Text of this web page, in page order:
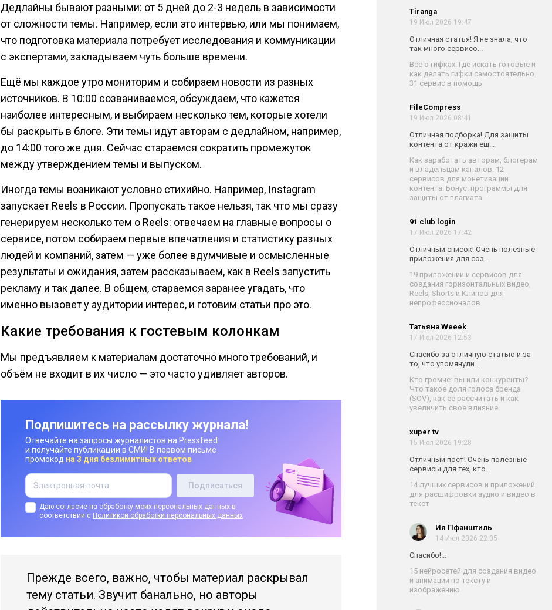
Tiranga
19 Июл 2026 19:47
Отличная статья! Я не знала, что
так много сервисо...
Всё о гифках. Где искать готовые и
как делать гифки самостоятельно.
31 сервис в помощь
FileCompress
19 Июл 2026 08:41
Отличная подборка! Для защиты
контента от кражи ещ...
Как заработать авторам, блогерам
и владельцам каналов. 12
сервисов для монетизации
контента. Бонус: программы для
защиты от плагиата
91 club login
17 Июл 2026 17:42
Отличный список! Очень полезные
приложения для соз...
19 приложений и сервисов для
создания горизонтальных видео,
Reels, Shorts и Клипов для
непрофессионалов
Татьяна Weeek
17 Июл 2026 12:53
Спасибо за отличную статью и за
то, что упомянули ...
Кто громче: вы или конкуренты?
Что такое доля голоса бренда
(SOV), как ее рассчитать и как
увеличить свое влияние
xuper tv
15 Июл 2026 19:28
Отличный пост! Очень полезные
сервисы для тех, кто...
14 лучших сервисов и приложений
для расшифровки аудио и видео в
текст
Ия Пфанштиль
14 Июл 2026 22:05
Спасибо!...
15 нейросетей для создания видео
и анимации по тексту и
изображению
Дедлайны бывают разными: от 5 дней до 2-3 недель в зависимости
от сложности темы. Например, если это интервью, или мы понимаем,
что подготовка материала потребует исследования и коммуникации
с экспертами, закладываем чуть больше времени.
Ещё мы каждое утро мониторим и собираем новости из разных
источников. В 10:00 созваниваемся, обсуждаем, что кажется
наиболее интересным, и выбираем несколько тем, которые хотели
бы раскрыть в блоге. Эти темы идут авторам с дедлайном, например,
до 14:00 того же дня. Сейчас стараемся сократить промежуток
между утверждением темы и выпуском.
Иногда темы возникают условно стихийно. Например, Instagram
запускает Reels в России. Пропускать такое нельзя, так что мы сразу
генерируем несколько тем о Reels: отвечаем на главные вопросы о
сервисе, потом собираем первые впечатления и статистику разных
людей и компаний, затем — уже более вдумчивые и осмысленные
результаты и ожидания, затем рассказываем, как в Reels запустить
рекламу и так далее. В общем, стараемся заранее угадать, что
именно вызовет у аудитории интерес, и готовим статьи про это.
Какие требования к гостевым колонкам
Мы предъявляем к материалам достаточно много требований, и
объём не входит в их число — это часто удивляет авторов.
Подпишитесь на рассылку журнала!
Отвечайте на запросы журналистов на Pressfeed
и получайте публикации в СМИ! В первом письме
промокод на 3 дня безлимитных ответов
Даю согласие на обработку моих персональных данных в
соответствии с Политикой обработки персональных данных
Прежде всего, важно, чтобы материал раскрывал
тему статьи. Звучит банально, но авторы